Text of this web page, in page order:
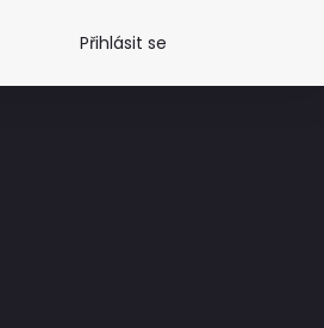
Přihlásit se